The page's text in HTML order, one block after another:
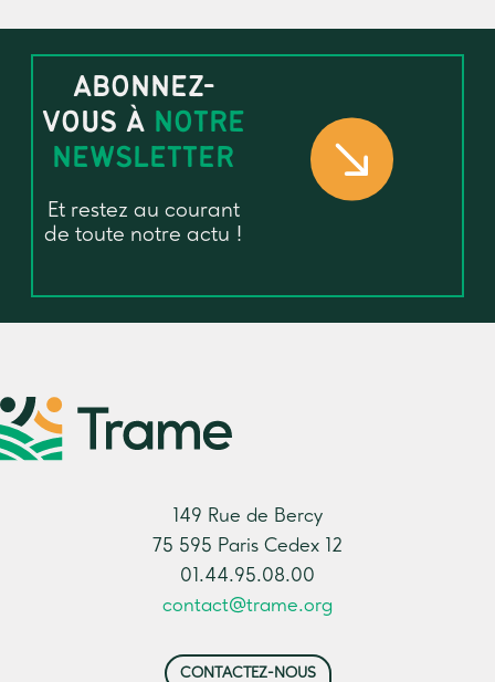
ABONNEZ-
VOUS À NOTRE
NEWSLETTER
Et restez au courant
de toute notre actu !
149 Rue de Bercy
75 595 Paris Cedex 12
01.44.95.08.00
contact@trame.org
CONTACTEZ-NOUS